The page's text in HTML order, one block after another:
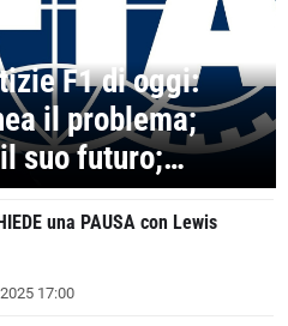
F1 di oggi:
il problema;
suo futuro;
una PAUSA con Lewis
17:00